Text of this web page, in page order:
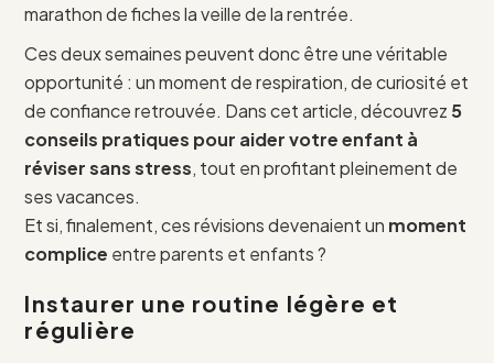
marathon de fiches la veille de la rentrée.
Ces deux semaines peuvent donc être une véritable
opportunité : un moment de respiration, de curiosité et
de confiance retrouvée. Dans cet article, découvrez 5
conseils pratiques pour aider votre enfant à
réviser sans stress, tout en profitant pleinement de
ses vacances.
Et si, finalement, ces révisions devenaient un moment
complice entre parents et enfants ?
Instaurer une routine légère et
régulière